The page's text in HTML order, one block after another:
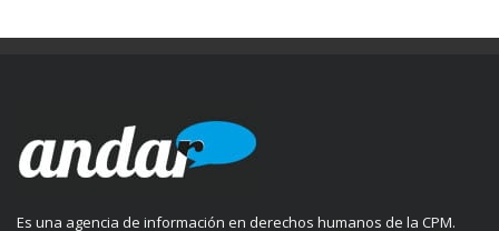
Es una agencia de información en derechos humanos de la CPM.